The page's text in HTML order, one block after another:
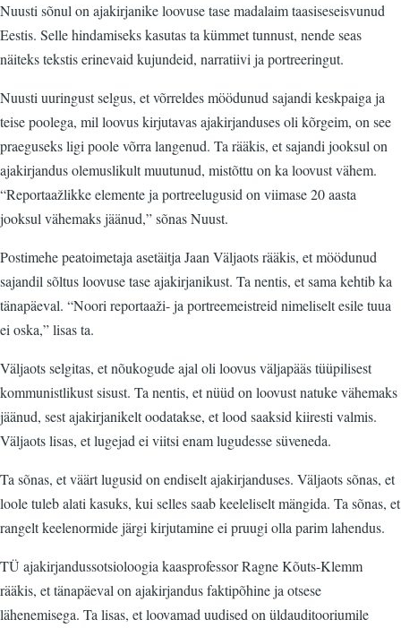
Nuusti sõnul on ajakirjanike loovuse tase madalaim taasiseseisvunud
Eestis. Selle hindamiseks kasutas ta kümmet tunnust, nende seas
näiteks tekstis erinevaid kujundeid, narratiivi ja portreeringut.
Nuusti uuringust selgus, et võrreldes möödunud sajandi keskpaiga ja
teise poolega, mil loovus kirjutavas ajakirjanduses oli kõrgeim, on see
praeguseks ligi poole võrra langenud. Ta rääkis, et sajandi jooksul on
ajakirjandus olemuslikult muutunud, mistõttu on ka loovust vähem.
“Reportaažlikke elemente ja portreelugusid on viimase 20 aasta
jooksul vähemaks jäänud,” sõnas Nuust.
Postimehe peatoimetaja asetäitja Jaan Väljaots rääkis, et möödunud
sajandil sõltus loovuse tase ajakirjanikust. Ta nentis, et sama kehtib ka
tänapäeval. “Noori reportaaži- ja portreemeistreid nimeliselt esile tuua
ei oska,” lisas ta.
Väljaots selgitas, et nõukogude ajal oli loovus väljapääs tüüpilisest
kommunistlikust sisust. Ta nentis, et nüüd on loovust natuke vähemaks
jäänud, sest ajakirjanikelt oodatakse, et lood saaksid kiiresti valmis.
Väljaots lisas, et lugejad ei viitsi enam lugudesse süveneda.
Ta sõnas, et väärt lugusid on endiselt ajakirjanduses. Väljaots sõnas, et
loole tuleb alati kasuks, kui selles saab keeleliselt mängida. Ta sõnas, et
rangelt keelenormide järgi kirjutamine ei pruugi olla parim lahendus.
TÜ ajakirjandussotsioloogia kaasprofessor Ragne Kõuts-Klemm
rääkis, et tänapäeval on ajakirjandus faktipõhine ja otsese
lähenemisega. Ta lisas, et loovamad uudised on üldauditooriumile